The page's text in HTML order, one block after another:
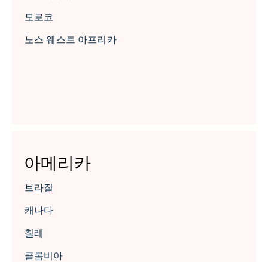
모로코
노스 웨스트 아프리카
아메리카
브라질
캐나다
칠레
콜롬비아